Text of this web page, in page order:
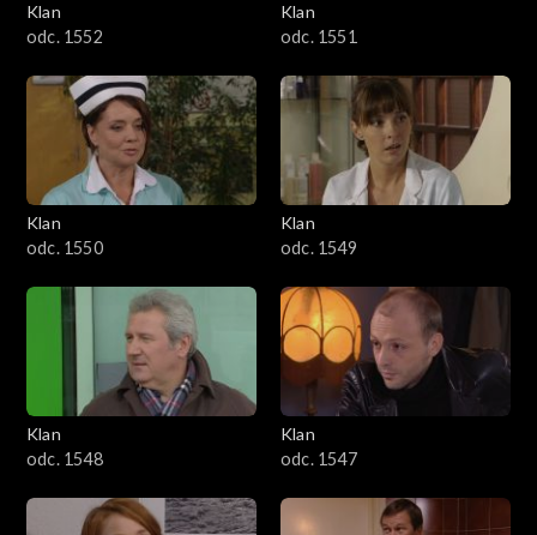
Klan
odc. 1552
Klan
odc. 1551
Klan
odc. 1550
Klan
odc. 1549
Klan
odc. 1548
Klan
odc. 1547